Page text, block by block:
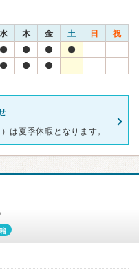
水 木 金 土 日 祝
は夏季休暇となります。